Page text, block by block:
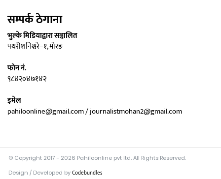
सम्पर्क ठेगाना
भुल्के मिडियाद्वारा सञ्चालित
पथरीशनिश्चरे–१, मोरङ
फोन नं.
९८४२०४७१४२
इमेल
pahiloonline@gmail.com / journalistmohan2@gmail.com
© Copyright 2017 - 2026 Pahiloonline pvt ltd. All Rights Reserved.
Design / Developed byCodebundles